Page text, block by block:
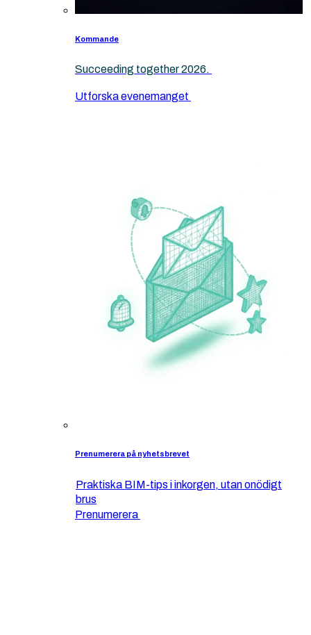
Kommande
Succeeding together 2026.
Utforska evenemanget
Prenumerera på nyhetsbrevet
Praktiska BIM-tips i inkorgen, utan onödigt
brus
Prenumerera